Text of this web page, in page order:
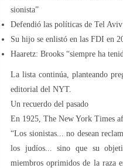
sionista”
Defendió las políticas de Tel Aviv
Su hijo se enlistó en las FDI en
Haaretz: Brooks “siempre ha
La lista continúa, planteando
editorial del NYT.
Un recuerdo del pasado
En 1925, The New York Times
“Los sionistas... no desean
los judíos... sino que su
miembros oprimidos de la raza